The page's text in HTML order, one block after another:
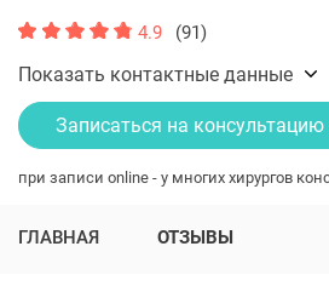
4.9 (91)
Показать контактные данные
Записаться на консультацию
при записи online - у многих хирургов
ГЛАВНАЯ ОТЗЫВЫ